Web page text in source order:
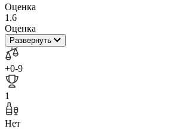
Оценка
1.6
Оценка
Развернуть
+0-9
1
Нет